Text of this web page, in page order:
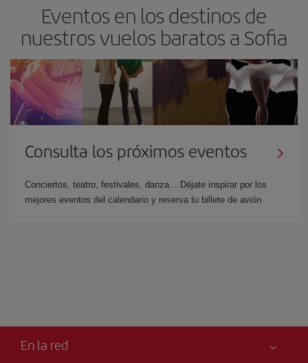
Eventos en los destinos de
nuestros vuelos baratos a Sofia
Consulta los próximos eventos
Conciertos, teatro, festivales, danza... Déjate inspirar por los
mejores eventos del calendario y reserva tu billete de avión
En la red